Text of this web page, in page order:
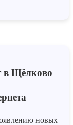
новых